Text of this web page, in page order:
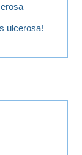
ulcerosa!